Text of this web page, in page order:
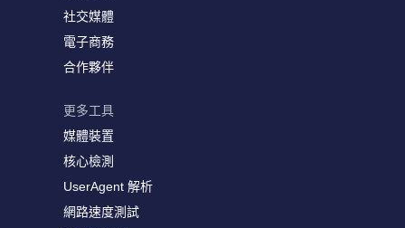
社交媒體
電子商務
合作夥伴
更多工具
媒體裝置
核心檢測
UserAgent 解析
網路速度測試